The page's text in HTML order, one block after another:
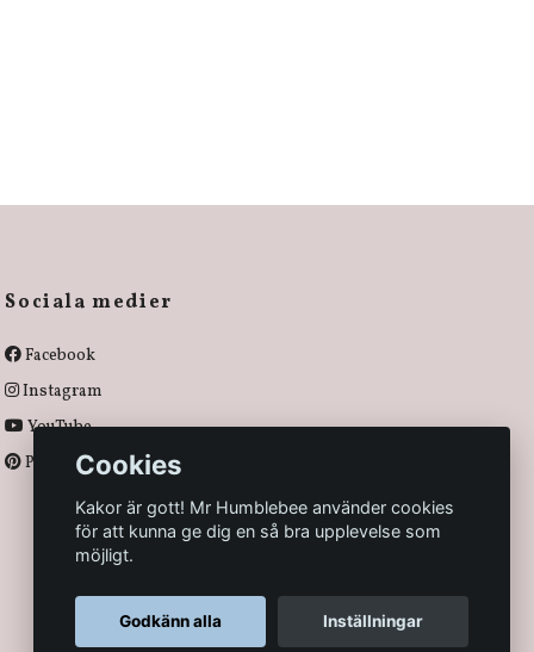
Sociala medier
Facebook
Instagram
YouTube
PinterestCookies
Kakor är gott! Mr Humblebee använder cookies
för att kunna ge dig en så bra upplevelse som
möjligt.
Godkänn alla Inställningar